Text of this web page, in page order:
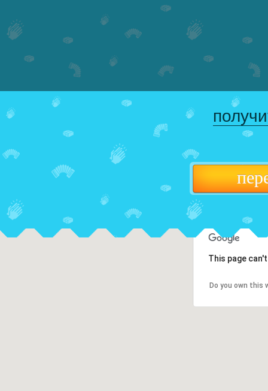
This page
Do you own this